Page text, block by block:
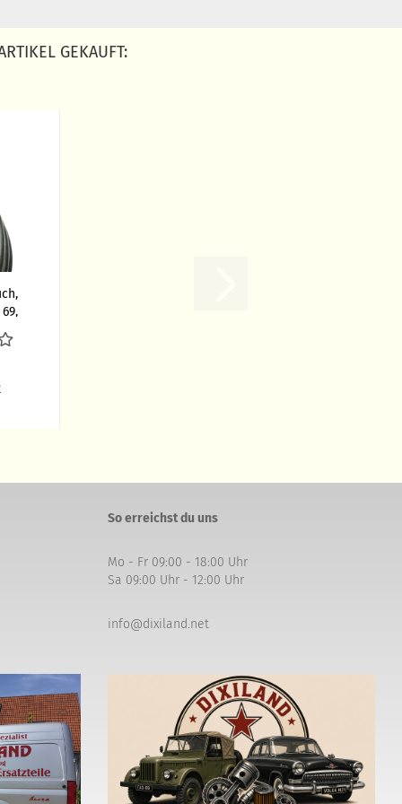
GEKAUFT:
So erreichst du uns
Mo - Fr 09:00 - 18:00 Uhr
Sa 09:00 Uhr - 12:00 Uhr
info@dixiland.net